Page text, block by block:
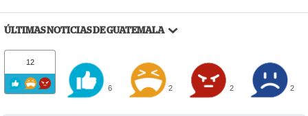
ÚLTIMAS NOTICIAS DE GUATEMALA
12
6 2 2 2